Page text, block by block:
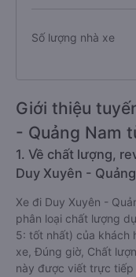
Số lượng nhà xe
Giới thiệu
- Quảng Nam
1. Về chất lượng,
Duy Xuyên -
Xe đi Duy Xuyên -
phân loại chất lượng
5: tốt nhất) của khách
xe, Đúng giờ, Chất
này được viết trực